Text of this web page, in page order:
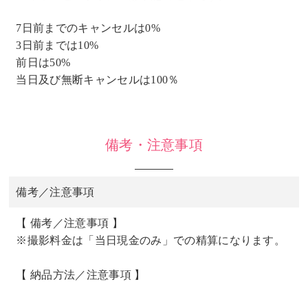
7日前までのキャンセルは0%
3日前までは10%
前日は50%
当日及び無断キャンセルは100％
備考・注意事項
備考／注意事項
【 備考／注意事項 】
※撮影料金は「当日現金のみ」での精算になります。
【 納品方法／注意事項 】